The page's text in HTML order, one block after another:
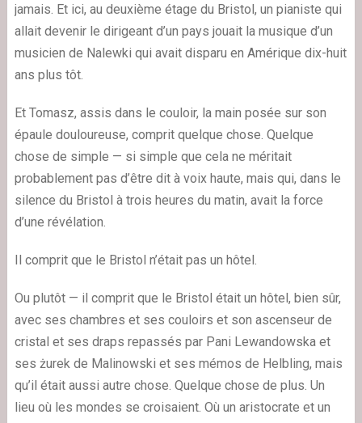
jamais. Et ici, au deuxième étage du Bristol, un pianiste qui
allait devenir le dirigeant d’un pays jouait la musique d’un
musicien de Nalewki qui avait disparu en Amérique dix-huit
ans plus tôt.
Et Tomasz, assis dans le couloir, la main posée sur son
épaule douloureuse, comprit quelque chose. Quelque
chose de simple — si simple que cela ne méritait
probablement pas d’être dit à voix haute, mais qui, dans le
silence du Bristol à trois heures du matin, avait la force
d’une révélation.
Il comprit que le Bristol n’était pas un hôtel.
Ou plutôt — il comprit que le Bristol était un hôtel, bien sûr,
avec ses chambres et ses couloirs et son ascenseur de
cristal et ses draps repassés par Pani Lewandowska et
ses żurek de Malinowski et ses mémos de Helbling, mais
qu’il était aussi autre chose. Quelque chose de plus. Un
lieu où les mondes se croisaient. Où un aristocrate et un